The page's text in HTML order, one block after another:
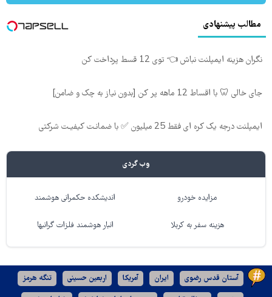
مطالب پیشنهادی
نگران هزینه ایمپلنت نباش 👈 توی 12 قسط پرداخت کن
جای خالی 🦷 با اقساط 12 ماهه پر کن [بدون نیاز به چک و ضامن]
ایمپلنت درجه یک کره ای فقط 25 میلیون ✅ با ضمانـت کیفیـت شرکتی
وب گردی
مزایده خودرو اندیشکده حکمرانی هوشمند
هزینه سفر به کربلا انبار هوشمند فلزات گرانبها
آستان قدس رضوی ایران آمریکا اربعین حسینی تنگه هرمز